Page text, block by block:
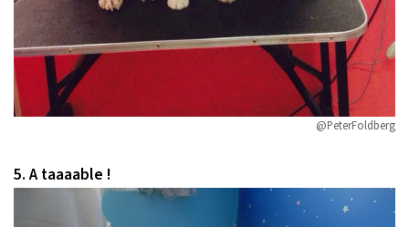
@PeterFoldberg
5. A taaaable !